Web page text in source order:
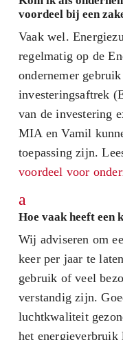
voordeel bij een
Vaak wel.
regelmatig op de
ondernemer
investeringsaftrek
van de investering
MIA en Vamil
toepassing zijn.
voordeel voor
a
Hoe vaak heeft een
Wij adviseren om
keer per jaar te
gebruik of veel
verstandig zijn.
luchtkwaliteit
het